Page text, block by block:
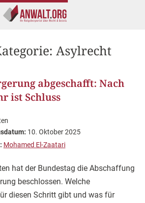
Asylrecht
abgeschafft: Nach
ist Schluss
10. Oktober 2025
Mohamed El-Zaatari
hat der Bundestag die Abschaffung
beschlossen. Welche
diesen Schritt gibt und was für